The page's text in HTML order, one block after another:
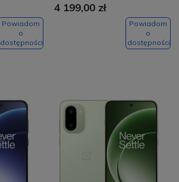
Powiadom
o
dostępności
4 199,00 zł
Powiadom
o
dostępności